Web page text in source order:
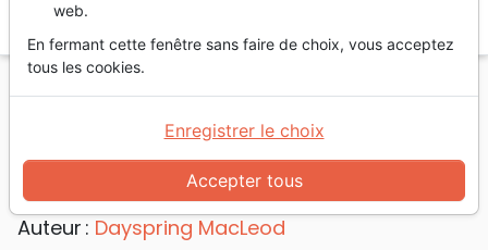
Accueil Livres
Témoignages, biographies
10 femmes qui ont surmonté leur passé
10 femmes qui ont surmonté leur
passé
Auteur : Dayspring MacLeod
web.
En fermant cette fenêtre sans faire de choix, vous acceptez
tous les cookies.
Accepter tous
Enregistrer le choix